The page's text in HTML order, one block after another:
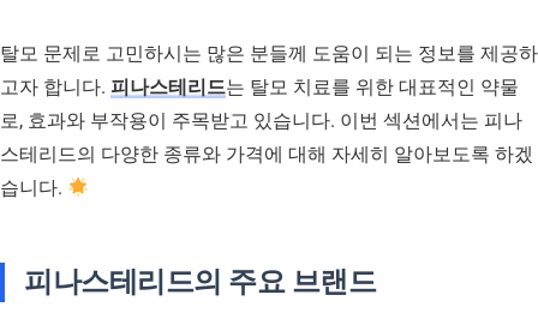
탈모 문제로 고민하시는 많은 분들께 도움이 되는 정보를 제공하
고자 합니다. 피나스테리드는 탈모 치료를 위한 대표적인 약물
로, 효과와 부작용이 주목받고 있습니다. 이번 섹션에서는 피나
스테리드의 다양한 종류와 가격에 대해 자세히 알아보도록 하겠
습니다.
피나스테리드의 주요 브랜드